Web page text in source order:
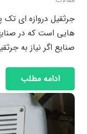
جرثقیل دروازه ای تک
هایی است که در
صنایع اگر نیاز به
ادامه مطلب